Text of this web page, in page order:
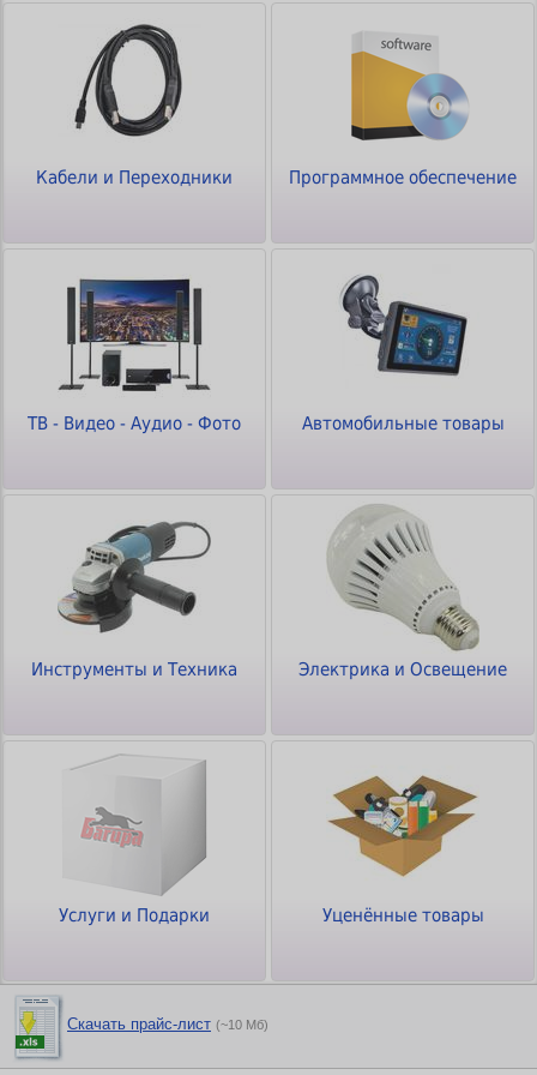
Кабели и Переходники Программное обеспечение
ТВ - Видео - Аудио - Фото Автомобильные товары
Инструменты и Техника Электрика и Освещение
Услуги и Подарки Уценённые товары
Скачать прайс-лист (~10 Мб)